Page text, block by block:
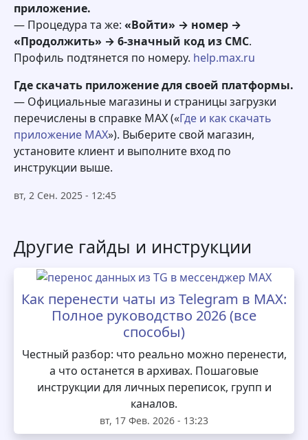
приложение.
— Процедура та же: «Войти» → номер →
«Продолжить» → 6-значный код из СМС.
Профиль подтянется по номеру. help.max.ru
Где скачать приложение для своей платформы.
— Официальные магазины и страницы загрузки
перечислены в справке MAX («Где и как скачать
приложение MAX»). Выберите свой магазин,
установите клиент и выполните вход по
инструкции выше.
вт, 2 Сен. 2025 - 12:45
Другие гайды и инструкции
Как перенести чаты из Telegram в MAX:
Полное руководство 2026 (все
способы)
Честный разбор: что реально можно перенести,
а что останется в архивах. Пошаговые
инструкции для личных переписок, групп и
каналов.
вт, 17 Фев. 2026 - 13:23